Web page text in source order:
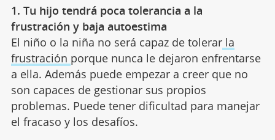
1. Tu hijo tendrá poca tolerancia a la
frustración y baja autoestima
El niño o la niña no será capaz de tolerarla
frustración porque nunca le dejaron enfrentarse
a ella. Además puede empezar a creer que no
son capaces de gestionar sus propios
problemas. Puede tener dificultad para manejar
el fracaso y los desafíos.